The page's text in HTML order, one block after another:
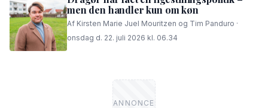
men den handler kun om køn
Af Kirsten Marie Juel Mouritzen og Tim Panduro ·
onsdag d. 22. juli 2026 kl. 06.34